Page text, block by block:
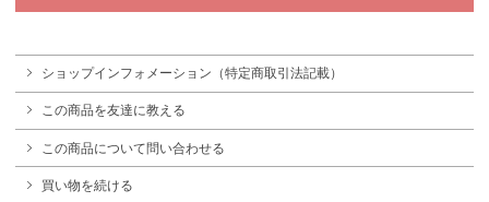
ショップインフォメーション（特定商取引法記載）
この商品を友達に教える
この商品について問い合わせる
買い物を続ける